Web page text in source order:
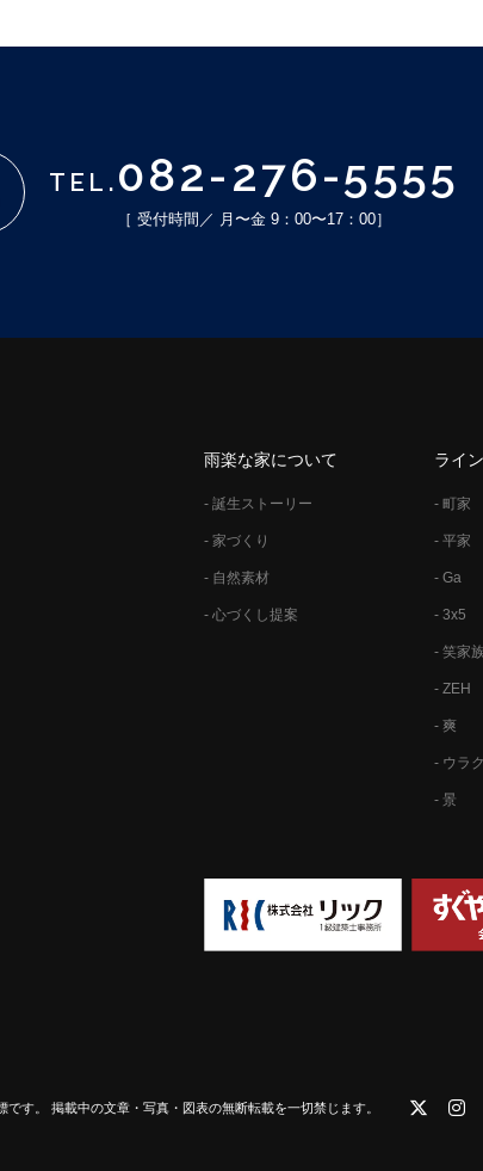
TEL. 082-276-5555
［ 受付時間／ 月〜金 9：00〜17：00］
雨楽な家について
- 誕生ストーリー
- 家づくり
- 自然素材
- 心づくし提案
ライ
- 町家
- 平家
- Ga
- 3x5
- 笑家
- ZEH
- 爽
- ウラ
- 景
です。 掲載中の文章・写真・図表の無断転載を一切禁じます。